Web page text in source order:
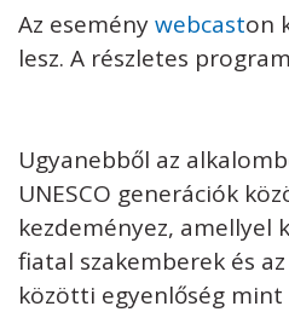
Az eseménywebcaston
lesz. A részletes program
Ugyanebből az
UNESCO generációk
kezdeményez, amellyel
fiatal szakemberek és
közötti egyenlőség mint